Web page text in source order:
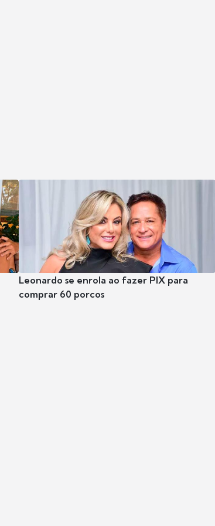
Leonardo se enrola ao fazer PIX para
comprar 60 porcos